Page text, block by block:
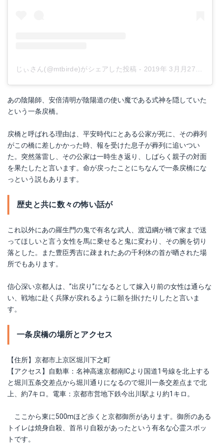
じぃさん(@mtbirde)がシェアした投稿 - 2019年 3月月27日午前3時36分PDT
あの陰陽師、安倍清明が陰陽道の使い魔である式神を隠していた
という一条戻橋。
戻橋と呼ばれる理由は、平安時代にとある公家が死に、その葬列
がこの橋に差しかかった時、報を受けた息子が葬列に追いつい
た。突然落雷し、その公家は一時生き返り、しばらく親子の対面
を果たしたと言います。命が戻ったことにちなんで一条戻橋にな
っという説もあります。
歴史と共に数々の怖い話が
これ以外にあの羅生門の鬼で有名な武人、渡辺綱が橋で家まで送
ってほしいと言う女性を馬に乗せると鬼に変わり、その腕を切り
落とした。また豊臣秀吉に疎まれたあの千利休の首が晒された場
所でもあります。
信心深い京都人は、”出戻り”になるとして嫁入り前の女性は通らな
い、戦地に赴く兵隊が戻れるように願を掛けたりしたと言いま
す。
一条戻橋の場所とアクセス
【住所】京都市上京区堀川下之町
【アクセス】自動車：名神高速京都南ICより国道1号線を北上する
と堀川五条交差点から堀川通りになるので堀川一条交差点まで北
上、約7キロ。電車：京都市営地下鉄今出川駅より約1キロ。
ここから東に500mほど歩くと京都御所があります。御所のある
トイレは焼身自殺、首吊り自殺があったという有名な心霊スポッ
トです。